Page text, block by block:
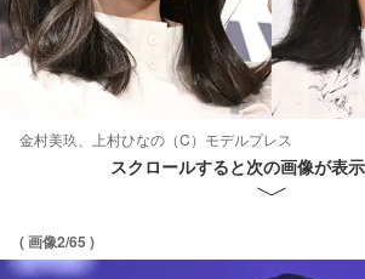
金村美玖、上村ひなの（C）モデルプレス
スクロールすると次の画像が表
( 画像2/65 )